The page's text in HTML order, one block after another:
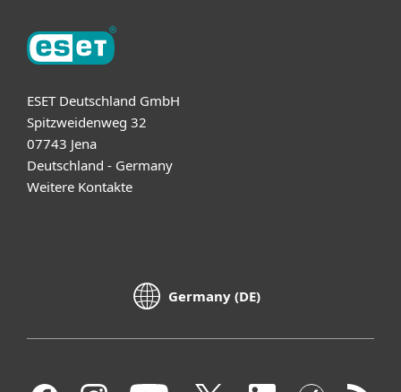
ESET Deutschland GmbH
Spitzweidenweg 32
07743 Jena
Deutschland - Germany
Weitere Kontakte
Germany (DE)